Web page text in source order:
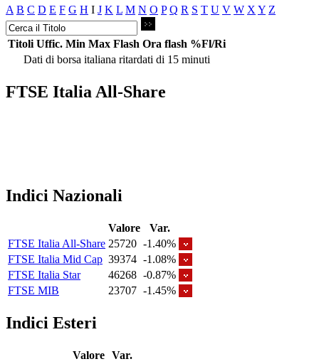
A B C D E F G H I J K L M N O P Q R S T U V W X Y Z
Titoli Uffic. Min Max Flash Ora flash %Fl/Ri
Dati di borsa italiana ritardati di 15 minuti
FTSE Italia All-Share
Indici Nazionali
Valore
Var.
FTSE Italia All-Share 25720 -1.40%
FTSE Italia Mid Cap 39374 -1.08%
FTSE Italia Star
46268 -0.87%
FTSE MIB
23707 -1.45%
Indici Esteri
Valore Var.